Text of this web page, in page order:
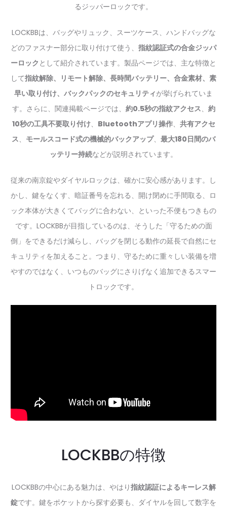
るジッパーロックです。
LOCKBBは、バッグやリュック、スーツケース、ハンドバッグな
どのファスナー部分に取り付けて使う、 指紋認証式の合金ジッパ
ーロック として紹介されています。製品ページでは、主な特徴と
して指紋解除、リモート解除、長時間バッテリー、合金素材、素
早い取り付け、バックパックのセキュリティが挙げられていま
す。さらに、関連掲載ページでは、 約0.5秒の指紋アクセス、 約
10秒の工具不要取り付け、 Bluetoothアプリ操作、 共有アクセ
ス、 モールスコード式の機械的バックアップ、 最大180日間のバ
ッテリー持続などが説明されています。
従来の南京錠やダイヤルロックは、確かに安心感があります。し
かし、鍵をなくす、暗証番号を忘れる、開け閉めに手間取る、ロ
ック本体が大きくてバッグに合わない、といった不便もつきもの
です。LOCKBBが目指しているのは、そうした「守るための面
倒」をできるだけ減らし、バッグを閉じる動作の延長で自然にセ
キュリティを加えること。つまり、守るために重々しい装備を増
やすのではなく、いつものバッグにさりげなく追加できるスマー
トロックです。
LOCKBBの特徴
LOCKBBの中心にある魅力は、やはり指紋認証によるキーレス解
錠です。鍵をポケットから探す必要も、ダイヤルを回して数字を